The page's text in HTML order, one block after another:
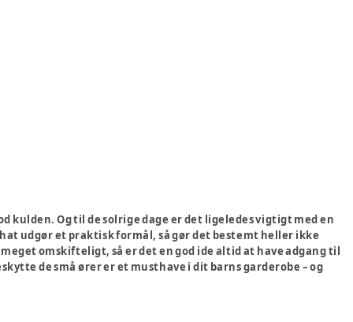
kulden. Og til de solrige dage er det ligeledes vigtigt med en
udgør et praktisk formål, så gør det bestemt heller ikke
omskifteligt, så er det en god ide altid at have adgang til
de små ører er et musthave i dit barns garderobe – og